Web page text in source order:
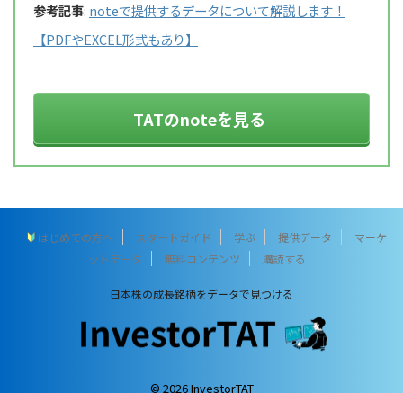
参考記事: noteで提供するデータについて解説します！
【PDFやEXCEL形式もあり】
TATのnoteを見る
はじめての方へ スタートガイド 学ぶ 提供データ
マーケ
ットデータ
無料コンテンツ 購読する
日本株の成長銘柄をデータで見つける
© 2026 InvestorTAT